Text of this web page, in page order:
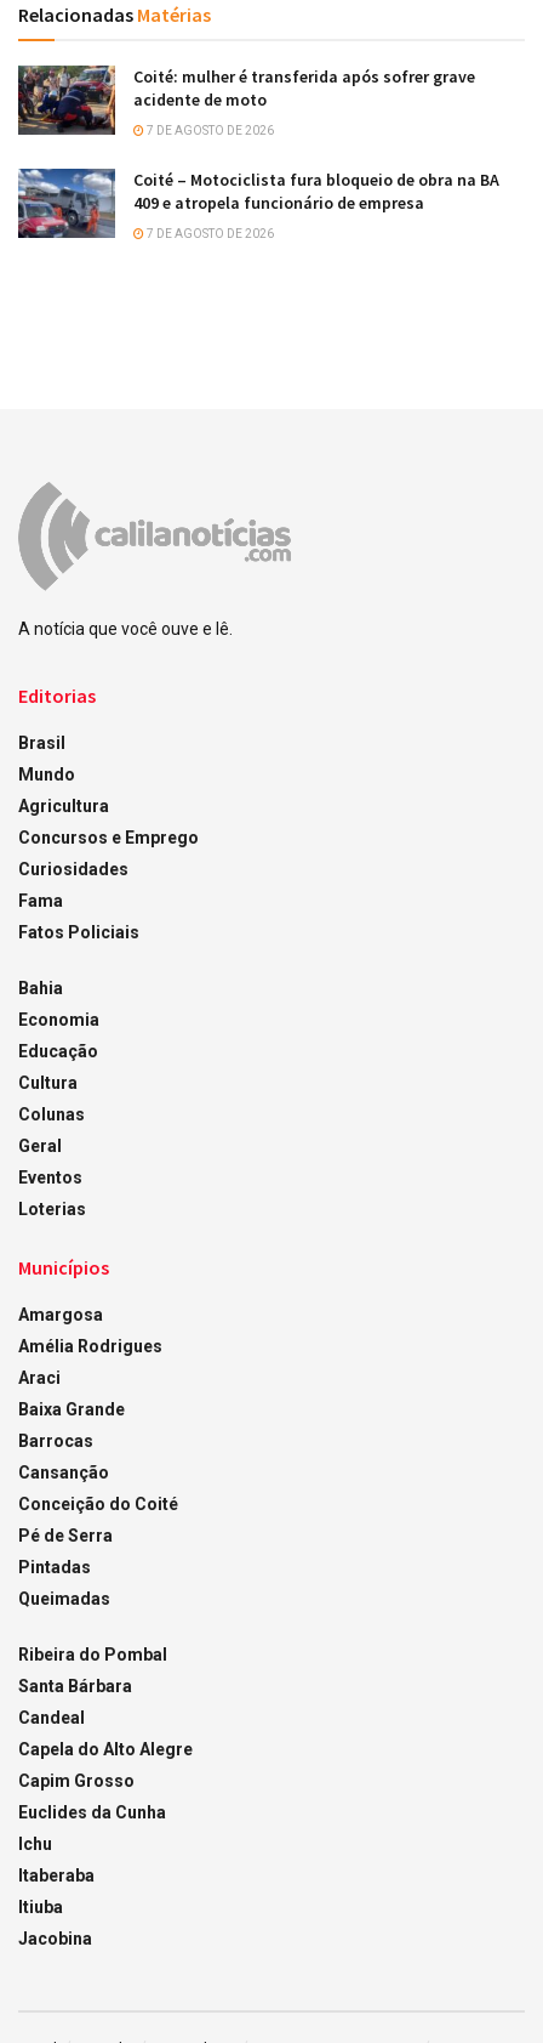
Relacionadas Matérias
Coité: mulher é transferida após sofrer grave
acidente de moto
7 DE AGOSTO DE 2026
Coité – Motociclista fura bloqueio de obra na BA
409 e atropela funcionário de empresa
7 DE AGOSTO DE 2026
A notícia que você ouve e lê.
Editorias
Brasil
Mundo
Agricultura
Concursos e Emprego
Curiosidades
Fama
Fatos Policiais
Bahia
Economia
Educação
Cultura
Colunas
Geral
Eventos
Loterias
Municípios
Amargosa
Amélia Rodrigues
Araci
Baixa Grande
Barrocas
Cansanção
Conceição do Coité
Pé de Serra
Pintadas
Queimadas
Ribeira do Pombal
Santa Bárbara
Candeal
Capela do Alto Alegre
Capim Grosso
Euclides da Cunha
Ichu
Itaberaba
Itiuba
Jacobina